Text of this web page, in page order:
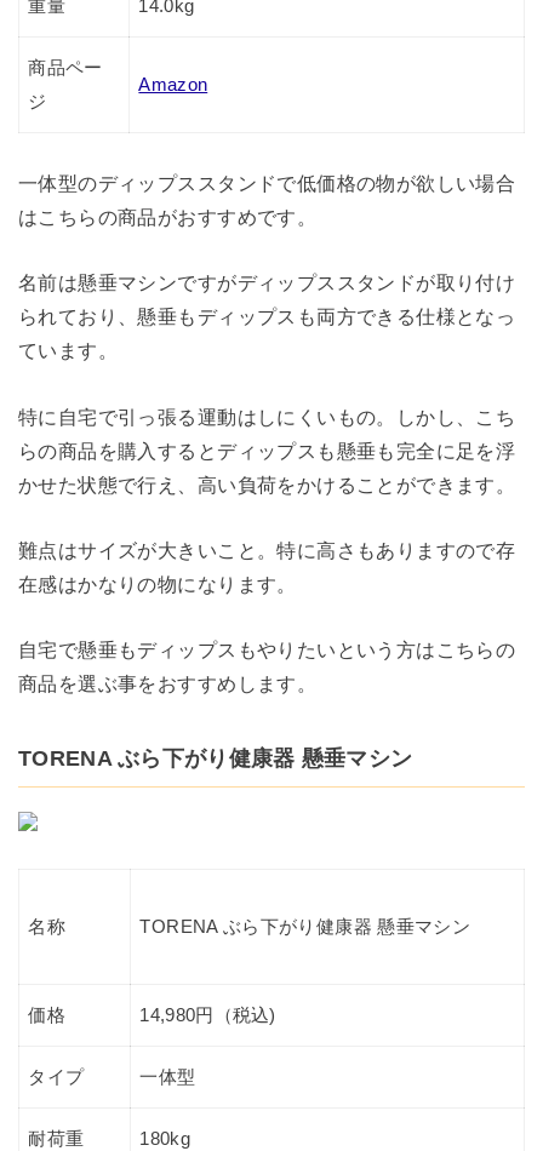
重量 14.0kg
商品ペー
ジ
Amazon
一体型のディップススタンドで低価格の物が欲しい場合
はこちらの商品がおすすめです。
名前は懸垂マシンですがディップススタンドが取り付け
られており、懸垂もディップスも両方できる仕様となっ
ています。
特に自宅で引っ張る運動はしにくいもの。しかし、こち
らの商品を購入するとディップスも懸垂も完全に足を浮
かせた状態で行え、高い負荷をかけることができます。
難点はサイズが大きいこと。特に高さもありますので存
在感はかなりの物になります。
自宅で懸垂もディップスもやりたいという方はこちらの
商品を選ぶ事をおすすめします。
TORENA ぶら下がり健康器 懸垂マシン
名称 TORENA ぶら下がり健康器 懸垂マシン
価格 14,980円（税込)
タイプ 一体型
耐荷重 180kg